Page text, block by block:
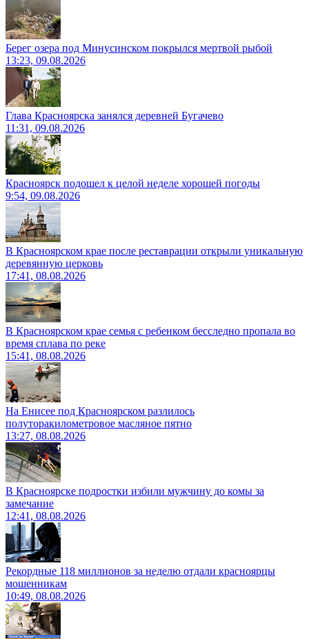
Берег озера под Минусинском покрылся мертвой рыбой
13:23, 09.08.2026
Глава Красноярска занялся деревней Бугачево
11:31, 09.08.2026
Красноярск подошел к целой неделе хорошей погоды
9:54, 09.08.2026
В Красноярском крае после реставрации открыли уникальную
деревянную церковь
17:41, 08.08.2026
В Красноярском крае семья с ребенком бесследно пропала во
время сплава по реке
15:41, 08.08.2026
На Енисее под Красноярском разлилось
полуторакилометровое масляное пятно
13:27, 08.08.2026
В Красноярске подростки избили мужчину до комы за
замечание
12:41, 08.08.2026
Рекордные 118 миллионов за неделю отдали красноярцы
мошенникам
10:49, 08.08.2026